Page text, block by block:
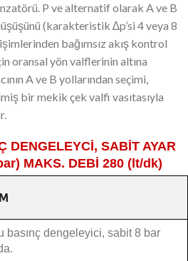
P ve alternatif olarak A ve B
(karakteristik ∆p’si 4 veya 8
bağımsız akış kontrol
oransal yön valflerinin altına
A ve B yollarından seçimi,
bir mekik çek valfi vasıtasıyla
DENGELEYCİ, SABİT AYAR
MAKS. DEBİ 280 (lt/dk)
basınç dengeleyici, sabit 8 bar